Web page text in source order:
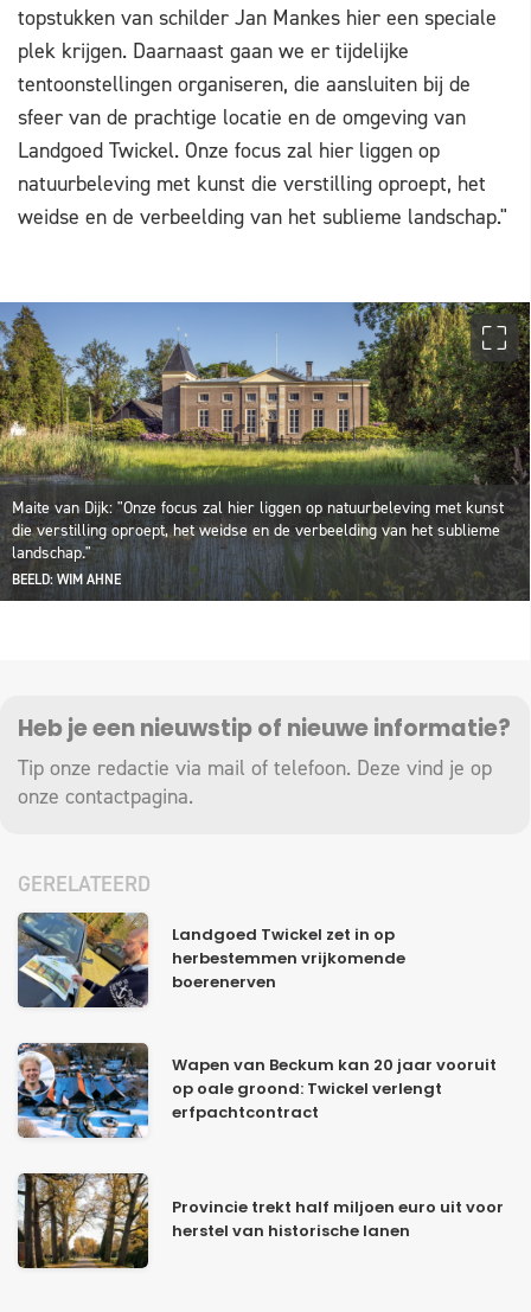
topstukken van schilder Jan Mankes hier een speciale
plek krijgen. Daarnaast gaan we er tijdelijke
tentoonstellingen organiseren, die aansluiten bij de
sfeer van de prachtige locatie en de omgeving van
Landgoed Twickel. Onze focus zal hier liggen op
natuurbeleving met kunst die verstilling oproept, het
weidse en de verbeelding van het sublieme landschap."
Maite van Dijk: "Onze focus zal hier liggen op natuurbeleving met kunst
die verstilling oproept, het weidse en de verbeelding van het sublieme
landschap."
BEELD: WIM AHNE
Heb je een nieuwstip of nieuwe informatie?
Tip onze redactie via mail of telefoon. Deze vind je op
onze contactpagina.
GERELATEERD
Landgoed Twickel zet in op
herbestemmen vrijkomende
boerenerven
Wapen van Beckum kan 20 jaar vooruit
op oale groond: Twickel verlengt
erfpachtcontract
Provincie trekt half miljoen euro uit voor
herstel van historische lanen